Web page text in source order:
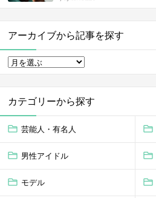
アーカイブから記事を探す
カテゴリーから探す
芸能人・有名人
男性アイドル
モデル